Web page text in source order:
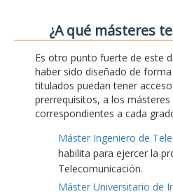
¿A qué másteres
Es otro punto fuerte de este
haber sido diseñado de
titulados puedan tener
prerrequisitos, a los másteres
correspondientes a cada
Máster Ingeniero de
habilita para ejercer la
Telecomunicación.
Máster Universitario de